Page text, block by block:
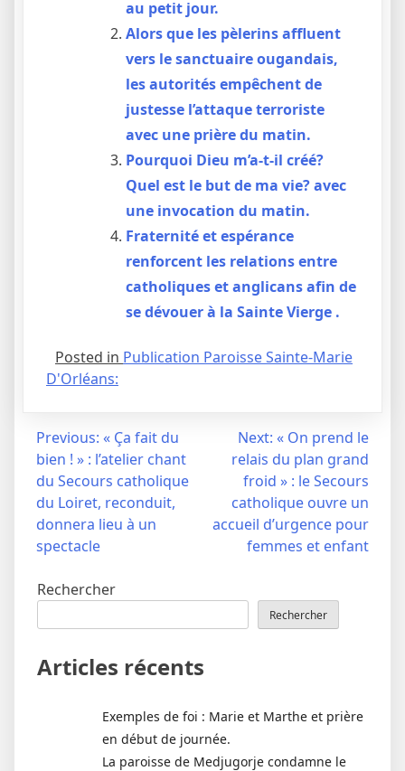
au petit jour.
Alors que les pèlerins affluent
vers le sanctuaire ougandais,
les autorités empêchent de
justesse l’attaque terroriste
avec une prière du matin.
Pourquoi Dieu m’a-t-il créé?
Quel est le but de ma vie? avec
une invocation du matin.
Fraternité et espérance
renforcent les relations entre
catholiques et anglicans afin de
se dévouer à la Sainte Vierge .
Posted in Publication Paroisse Sainte-Marie
D'Orléans:
Navigation
l’article
Previous: « Ça fait du
bien ! » : l’atelier chant
du Secours catholique
du Loiret, reconduit,
donnera lieu à un
spectacle
Next: « On prend le
relais du plan grand
froid » : le Secours
catholique ouvre un
accueil d’urgence pour
femmes et enfant
Rechercher
Rechercher
Articles récents
Exemples de foi : Marie et Marthe et prière
en début de journée.
La paroisse de Medjugorje condamne le